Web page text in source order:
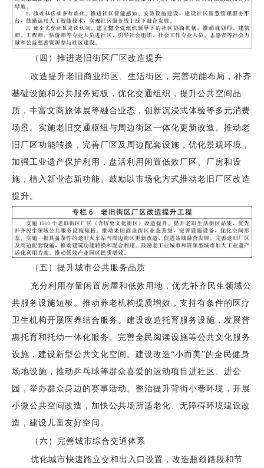
（四）推进老旧街区厂区改造提升
改造提升老旧商业街区、生活街区，完善功能布局，补齐
基础设施和公共服务短板，优化交通组织，提升公共空间品
质，丰富文商旅体展等融合业态，创新沉浸式体验等多元消费
场景。实施老旧交通枢纽与周边街区一体化更新改造。推动老
旧厂区功能转换，完善厂区及周边配套设施，优化景观环境，
加强工业遗产保护利用，盘活利用闲置低效厂区、厂房和设
施，植入新业态新功能。鼓励以市场化方式推动老旧厂区改造
提升。
（五）提升城市公共服务品质
充分利用存量闲置房屋和低效用地，优先补齐民生领域公
共服务设施短板。推动养老机构提质增效，支持有条件的医疗
卫生机构开展医养结合服务。建设改造托育服务设施，发展普
惠托育和托幼一体化服务。完善全民阅读设施等公共文化服务
设施，建设新型公共文化空间。建设改造“小而美”的全民健身
场地设施，推动乒乓球等群众喜爱的运动项目进社区、进公
园，举办群众身边的赛事活动。整治提升背街小巷环境，开展
小微公共空间改造，加快公共场所适老化、无障碍环境建设改
造，建设儿童友好空间。
（六）完善城市综合交通体系
优化城市快速路立交和出入口设置，改造瓶颈路段和节